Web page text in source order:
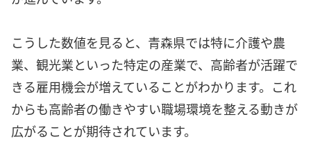
こうした数値を見ると、青森県では特に介護や農
業、観光業といった特定の産業で、高齢者が活躍で
きる雇用機会が増えていることがわかります。これ
からも高齢者の働きやすい職場環境を整える動きが
広がることが期待されています。